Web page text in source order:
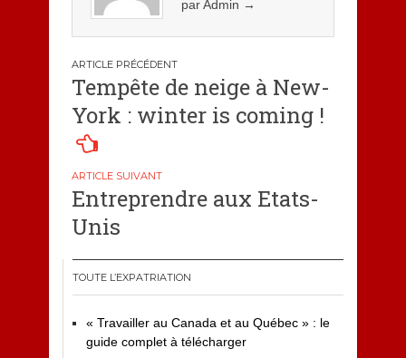
par Admin →
Navigation
de
l’article
Tempête de neige à New-
York : winter is coming !
Entreprendre aux Etats-
Unis
TOUTE L’EXPATRIATION
« Travailler au Canada et au Québec » : le
guide complet à télécharger